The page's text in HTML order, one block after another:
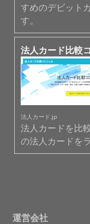
すめのデビット
す。
法人カード比較
法人カード.jp
法人カードを比
の法人カードを
運営会社